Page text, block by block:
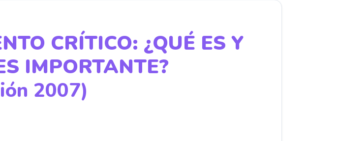
CRÍTICO: ¿QUÉ ES Y
IMPORTANTE?
2007)